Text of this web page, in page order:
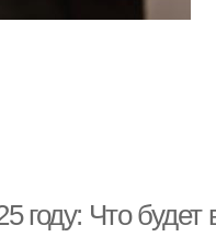
году: Что будет